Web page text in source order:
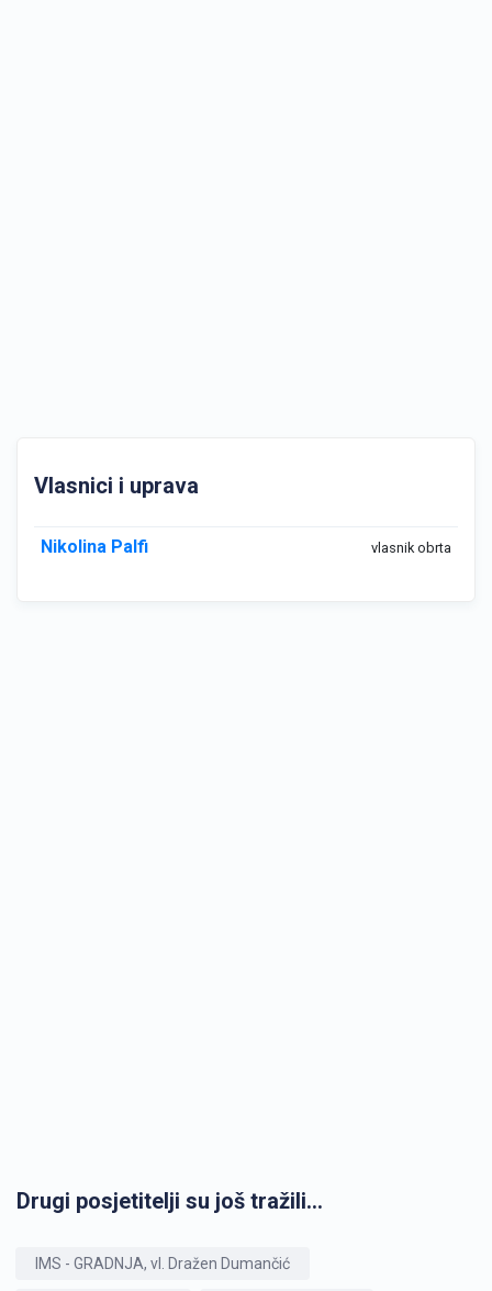
Vlasnici i uprava
Nikolina Palfi vlasnik obrta
Drugi posjetitelji su još tražili...
IMS - GRADNJA, vl. Dražen Dumančić